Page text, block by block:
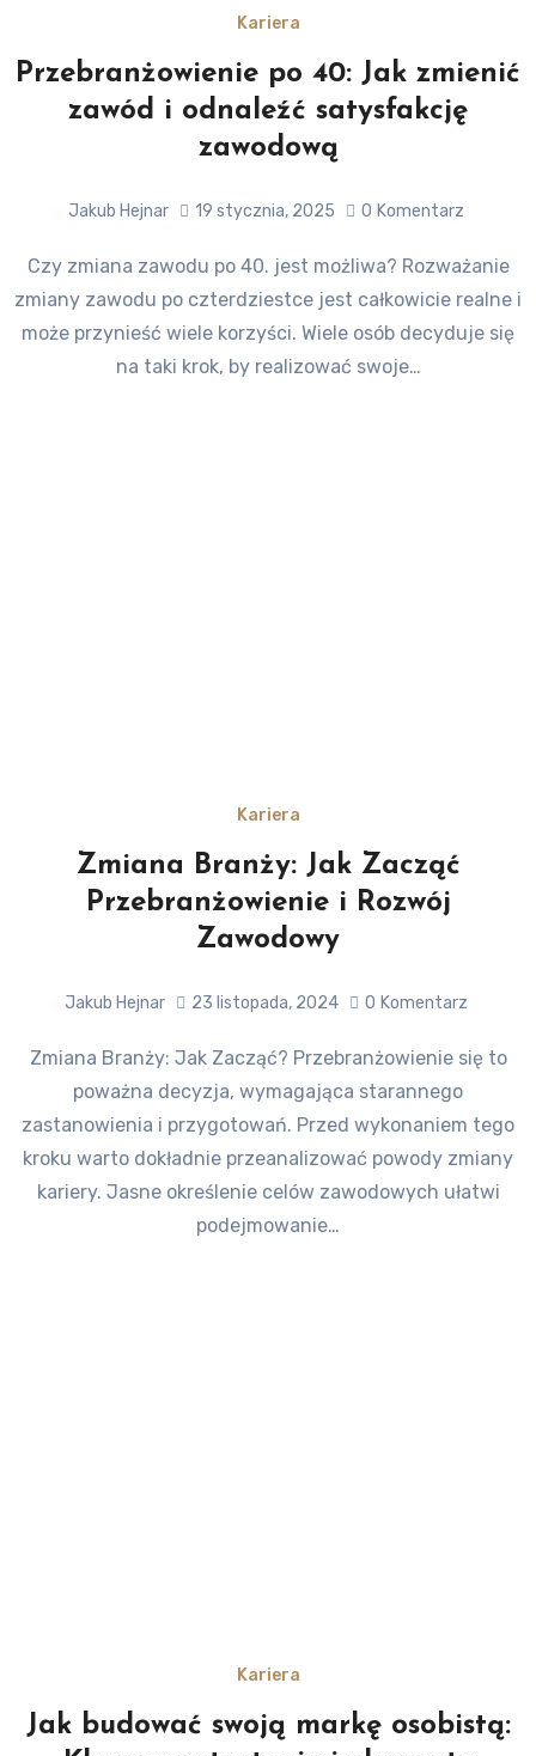
Kariera
Przebranżowienie po 40: Jak zmienić
zawód i odnaleźć satysfakcję
zawodową
Jakub Hejnar 19 stycznia, 2025 0 Komentarz
Czy zmiana zawodu po 40. jest możliwa? Rozważanie
zmiany zawodu po czterdziestce jest całkowicie realne i
może przynieść wiele korzyści. Wiele osób decyduje się
na taki krok, by realizować swoje…
Kariera
Zmiana Branży: Jak Zacząć
Przebranżowienie i Rozwój
Zawodowy
Jakub Hejnar 23 listopada, 2024 0 Komentarz
Zmiana Branży: Jak Zacząć? Przebranżowienie się to
poważna decyzja, wymagająca starannego
zastanowienia i przygotowań. Przed wykonaniem tego
kroku warto dokładnie przeanalizować powody zmiany
kariery. Jasne określenie celów zawodowych ułatwi
podejmowanie…
Kariera
Jak budować swoją markę osobistą: